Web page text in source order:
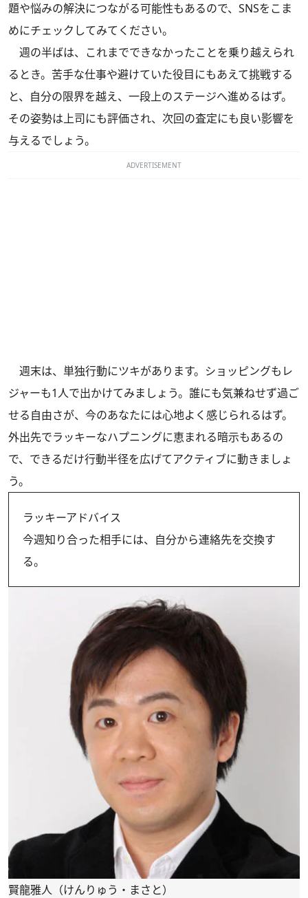
題や悩みの解決につながる可能性もあるので、SNSをこま
めにチェックしてみてください。
週の半ばは、これまでできなかったことを乗り越えられ
るとき。苦手な仕事や避けていた役目にもあえて挑戦する
と、自分の限界を越え、一段上のステージへ進めるはず。
その姿勢は上司にも評価され、次回の査定にも良い影響を
与えるでしょう。
ADVERTISEMENT
週末は、単独行動にツキがあります。ショッピングもレ
ジャーも1人で出かけてみましょう。誰にも気兼ねせず過ご
せる自由さが、今のあなたには心地よく感じられるはず。
外出先でラッキーなハプニングに恵まれる暗示もあるの
で、できるだけ行動半径を広げてアクティブに動きましょ
う。
ラッキーアドバイス
今週知り合った相手には、自分から連絡先を交換す
る。
賢龍雅人（けんりゅう・まさと）